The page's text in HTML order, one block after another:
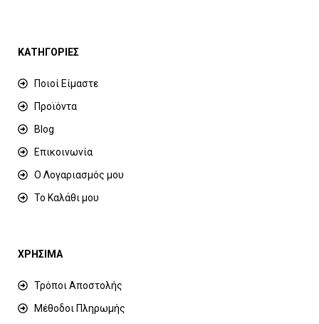
ΚΑΤΗΓΟΡΙΕΣ
Ποιοί Είμαστε
Προϊόντα
Blog
Επικοινωνία
Ο Λογαριασμός μου
Το Καλάθι μου
ΧΡΗΣΙΜΑ
Τρόποι Αποστολής
Μέθοδοι Πληρωμής